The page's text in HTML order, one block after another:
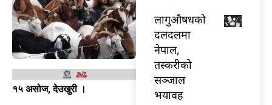
१५ असोज, देउखुरी ।
लागुऔषधको
दलदलमा
नेपाल,
तस्करीको
सञ्जाल
भयावह